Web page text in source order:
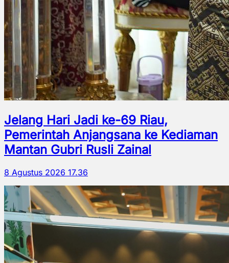
Jelang Hari Jadi ke-69 Riau,
Pemerintah Anjangsana ke Kediaman
Mantan Gubri Rusli Zainal
8 Agustus 2026 17.36